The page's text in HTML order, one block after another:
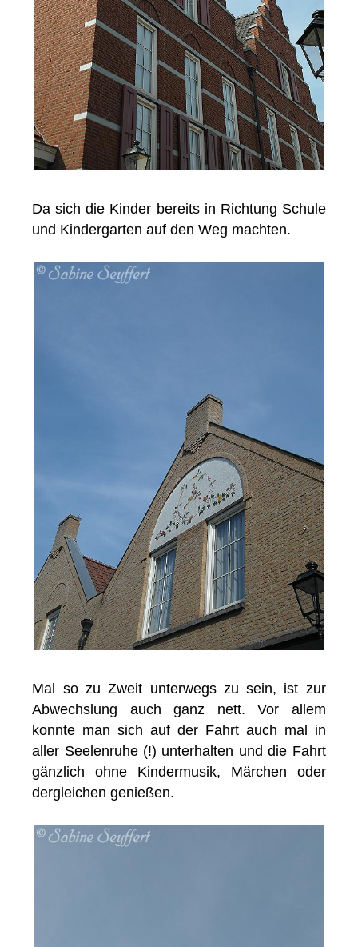
Da sich die Kinder bereits in Richtung Schule
und Kindergarten auf den Weg machten.
Mal so zu Zweit unterwegs zu sein, ist zur
Abwechslung auch ganz nett. Vor allem
konnte man sich auf der Fahrt auch mal in
aller Seelenruhe (!) unterhalten und die Fahrt
gänzlich ohne Kindermusik, Märchen oder
dergleichen genießen.